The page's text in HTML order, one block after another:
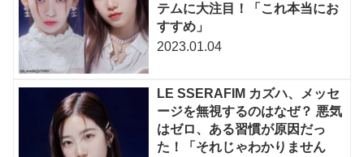
テムに大注目！「これ本当にお
すすめ」
2023.01.04
LE SSERAFIM カズハ、メッセ
ージを無視するのはなぜ？ 悪気
はゼロ、ある習慣が原因だっ
た！「それじゃわかりません